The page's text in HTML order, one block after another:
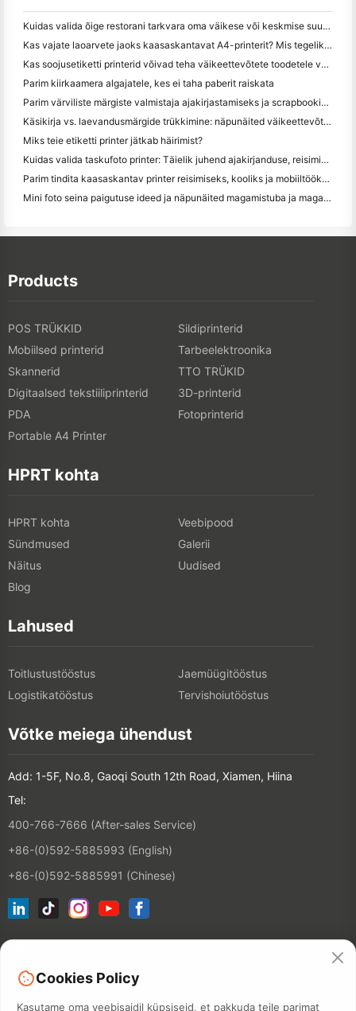
Kuidas valida õige restorani tarkvara oma väikese või keskmise suurusega restorani jaoks
Kas vajate laoarvete jaoks kaasaskantavat A4-printerit? Mis tegelikult töötab
Kas soojusetiketti printerid võivad teha väikeettevõtete toodetele veekindel etikett?
Parim kiirkaamera algajatele, kes ei taha paberit raiskata
Parim värviliste märgiste valmistaja ajakirjastamiseks ja scrapbooking'iks: lisage iga leheküljele rohkem värvi
Käsikirja vs. laevandusmärgide trükkimine: näpunäited väikeettevõtetele 2026. aastal
Miks teie etiketti printer jätkab häirimist?
Kuidas valida taskufoto printer: Täielik juhend ajakirjanduse, reisimise ja iPhone'i kasutajatele
Parim tindita kaasaskantav printer reisimiseks, kooliks ja mobiiltööks: Hanin MT620 Pro ülevaade
Mini foto seina paigutuse ideed ja näpunäited magamistuba ja magamistuba kaunistamiseks
Products
POS TRÜKKID
Sildiprinterid
Mobiilsed printerid
Tarbeelektroonika
Skannerid
TTO TRÜKID
Digitaalsed tekstiiliprinterid
3D-printerid
PDA
Fotoprinterid
Portable A4 Printer
HPRT kohta
HPRT kohta
Veebipood
Sündmused
Galerii
Näitus
Uudised
Blog
Lahused
Toitlustustööstus
Jaemüügitööstus
Logistikatööstus
Tervishoiutööstus
Võtke meiega ühendust
Add: 1-5F, No.8, Gaoqi South 12th Road, Xiamen, Hiina
Tel:
400-766-7666 (After-sales Service)
+86-(0)592-5885993 (English)
+86-(0)592-5885991 (Chinese)
Cookies Policy
Kasutame oma veebisaidil küpsiseid, et pakkuda teile parimat